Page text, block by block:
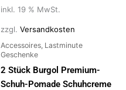
inkl. 19 % MwSt.
zzgl. Versandkosten
Accessoires, Lastminute
Geschenke
2 Stück Burgol Premium-
Schuh-Pomade Schuhcreme